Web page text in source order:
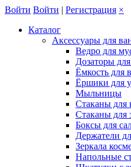
Войти Войти | Регистрация ×
Каталог
Аксессуары для
Ведро для
Дозаторы
Ёмкость для
Ёршики для
Мыльницы
Стаканы для
Стаканы для
Боксы для
Держатели
Зеркала
Напольные